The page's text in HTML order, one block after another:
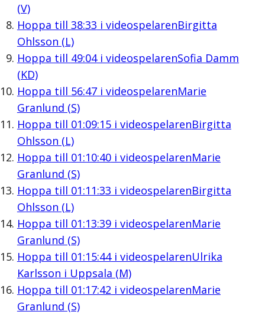
(V)
Hoppa till 38:33 i videospelarenBirgitta
Ohlsson (L)
Hoppa till 49:04i videospelarenSofia Damm
(KD)
Hoppa till 56:47i videospelarenMarie
Granlund (S)
Hoppa till 01:09:15i videospelarenBirgitta
Ohlsson (L)
Hoppa till 01:10:40i videospelarenMarie
Granlund (S)
Hoppa till 01:11:33 i videospelarenBirgitta
Ohlsson (L)
Hoppa till 01:13:39i videospelarenMarie
Granlund (S)
Hoppa till 01:15:44i videospelarenUlrika
Karlsson i Uppsala (M)
Hoppa till 01:17:42 i videospelarenMarie
Granlund (S)